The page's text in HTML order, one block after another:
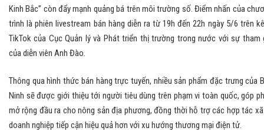
Kinh Bắc” còn đẩy mạnh quảng bá trên môi trường số. Điểm nhấn của
trình là phiên livestream bán hàng diễn ra từ 19h đến 22h ngày 5/6 trên
TikTok của Cục Quản lý và Phát triển thị trường trong nước với sự tham
của diễn viên Anh Đào.
Thông qua hình thức bán hàng trực tuyến, nhiều sản phẩm đặc trưng của
Ninh sẽ được giới thiệu tới người tiêu dùng trên phạm vi toàn quốc, góp
mở rộng đầu ra cho nông sản địa phương, đồng thời hỗ trợ các hợp tác
doanh nghiệp tiếp cận hiệu quả hơn với xu hướng thương mại điện tử.